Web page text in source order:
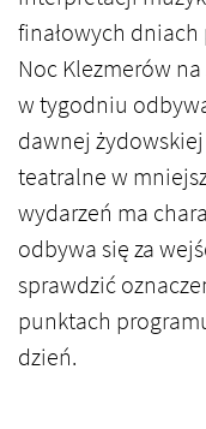
finałowych
Noc Klezmerów
w tygodniu
dawnej
teatralne w
wydarzeń ma
odbywa się za
sprawdzić
punktach
dzień.